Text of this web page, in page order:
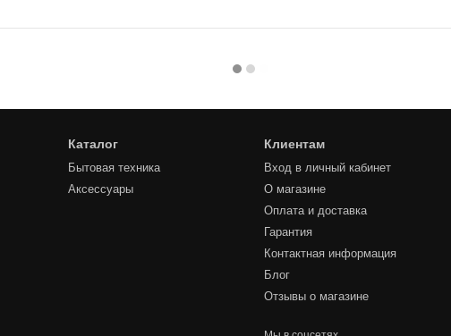
Каталог
Бытовая техника
Аксессуары
Клиентам
Вход в личный кабинет
О магазине
Оплата и доставка
Гарантия
Контактная информация
Блог
Отзывы о магазине